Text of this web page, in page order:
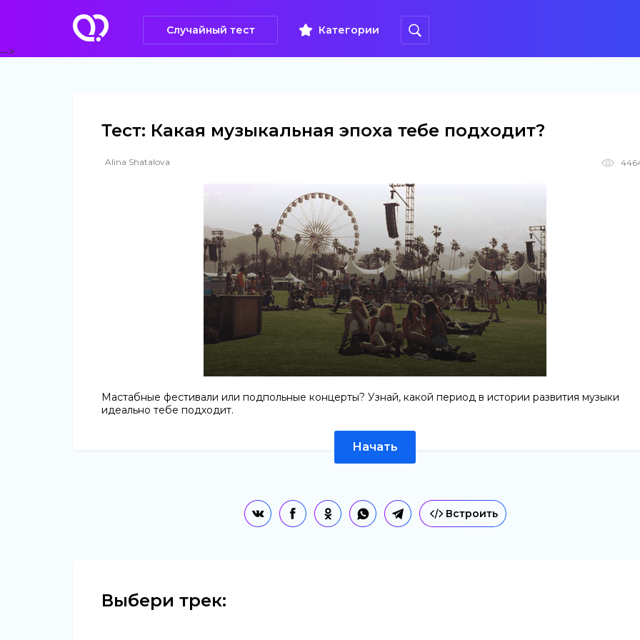
Случайный тест Категории
-->
Тест: Какая музыкальная эпоха тебе подходит?
Alina Shatalova
Мастабные фестивали или подпольные концерты? Узнай, какой период в истории развития музыки
идеально тебе подходит.
Начать
Встроить
Выбери трек: